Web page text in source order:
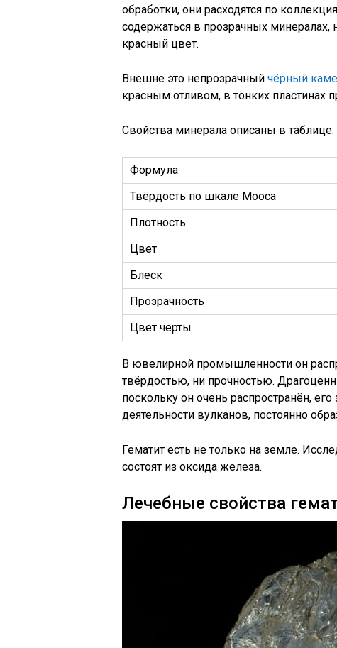
обработки, они расходятся по
содержаться в прозрачных минералах,
красный цвет.
Внешне это непрозрачный чёрный
красным отливом, в тонких
Свойства минерала описаны в таблице:
Формула
Твёрдость по шкале Мооса
Плотность
Цвет
Блеск
Прозрачность
Цвет черты
В ювелирной промышленности он
твёрдостью, ни прочностью.
поскольку он очень распространён,
деятельности вулканов, постоянно
Гематит есть не только на земле.
состоят из оксида железа.
Лечебные свойства